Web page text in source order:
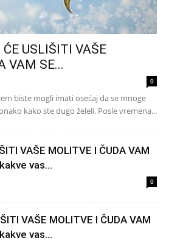
USLIŠITI VAŠE
VAM SE...
0
biste mogli imati osećaj da se mnoge
kako ste dugo želeli. Posle vremena...
VAŠE MOLITVE I ČUDA VAM
vas...
0
VAŠE MOLITVE I ČUDA VAM
vas...